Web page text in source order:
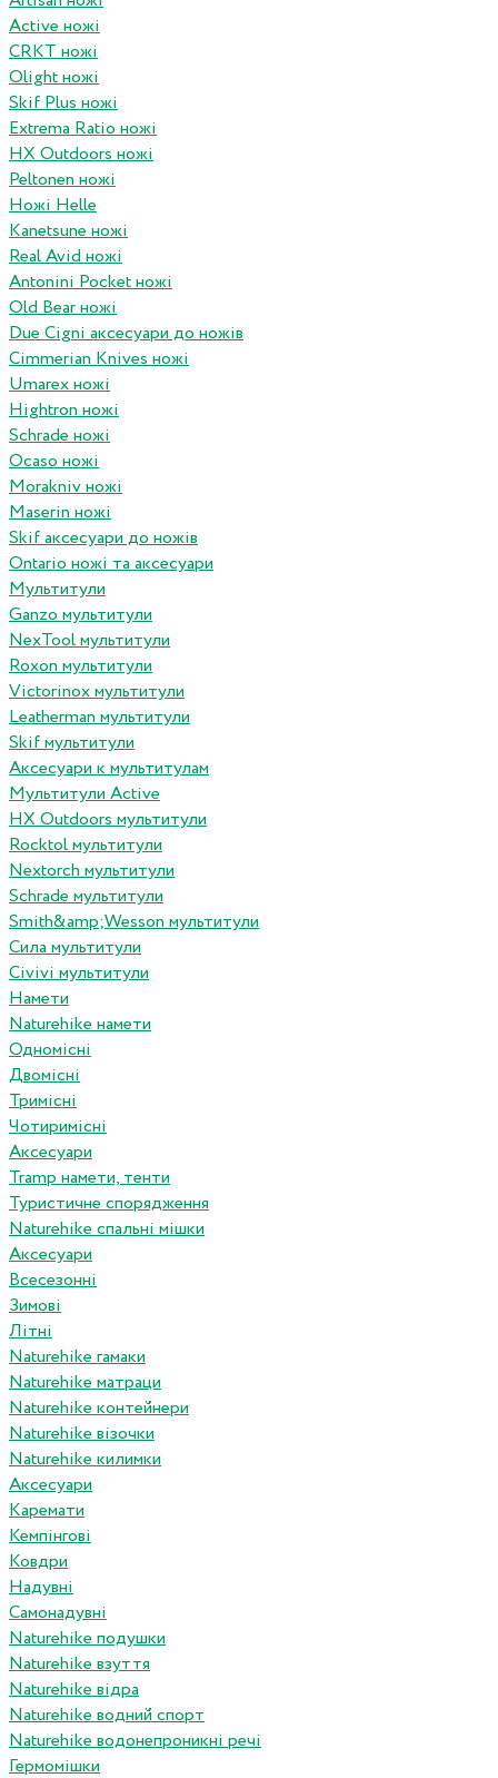
Active ножі
CRKT ножі
Olight ножі
Skif Plus ножі
Extrema Ratio ножі
HX Outdoors ножі
Peltonen ножі
Ножі Helle
Kanetsune ножі
Real Avid ножі
Antonini Pocket ножі
Old Bear ножі
Due Cigni аксесуари до ножів
Cimmerian Knives ножі
Umarex ножі
Hightron ножі
Schrade ножі
Ocaso ножі
Morakniv ножі
Maserin ножі
Skif аксесуари до ножів
Ontario ножі та аксесуари
Мультитули
Ganzo мультитули
NexTool мультитули
Roxon мультитули
Victorinox мультитули
Leatherman мультитули
Skif мультитули
Аксесуари к мультитулам
Мультитули Active
HX Outdoors мультитули
Rocktol мультитули
Nextorch мультитули
Schrade мультитули
Smith&amp;Wesson мультитули
Сила мультитули
Civivi мультитули
Намети
Naturehike намети
Одномісні
Двомісні
Тримісні
Чотиримісні
Аксесуари
Tramp намети, тенти
Туристичне спорядження
Naturehike спальні мішки
Аксесуари
Всесезонні
Зимові
Літні
Naturehike гамаки
Naturehike матраци
Naturehike контейнери
Naturehike візочки
Naturehike килимки
Аксесуари
Каремати
Кемпінгові
Ковдри
Надувні
Самонадувні
Naturehike подушки
Naturehike взуття
Naturehike відра
Naturehike водний спорт
Naturehike водонепроникні речі
Гермомішки